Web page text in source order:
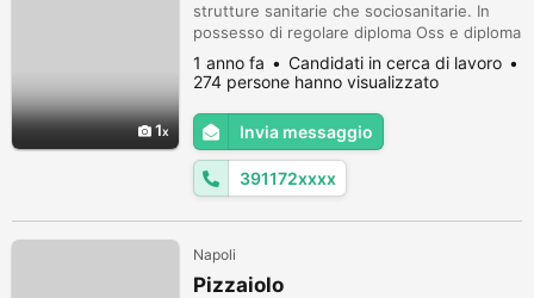
1
strutture sanitarie che sociosanitarie. In
possesso di regolare diploma Oss e diploma
di scuola secondaria. Corso di primo
soccorso e di blsd. Disponibilità ad
assunzione essendo in questo momento
inoccupato. Sono di Napoli ma valuto in
tutta la Campania. Automunito non ho
problemi negli spostamenti. Grazie per
l'atte...
1 anno fa
Candidati in cerca di lavoro
274 persone hanno visualizzato
Invia messaggio
391172xxxx
Napoli
Pizzaiolo